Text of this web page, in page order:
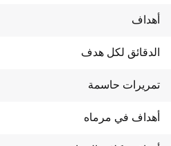
أهداف
الدقائق لكل هدف
تمريرات حاسمة
أهداف في مرماه